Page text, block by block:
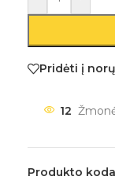
Pridėti į
12
Produkto